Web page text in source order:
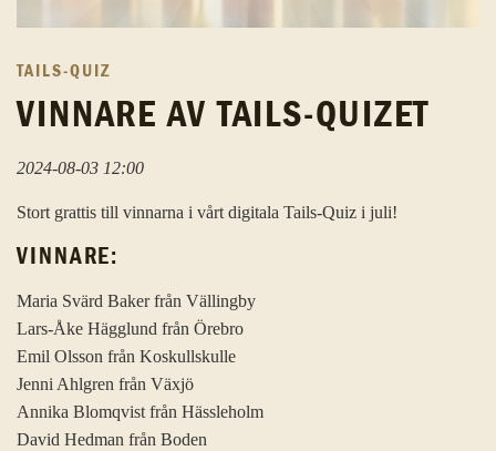
TAILS-QUIZ
VINNARE AV TAILS-QUIZET
2024-08-03 12:00
Stort grattis till vinnarna i vårt digitala Tails-Quiz i juli!
VINNARE:
Maria Svärd Baker från Vällingby
Lars-Åke Hägglund från Örebro
Emil Olsson från Koskullskulle
Jenni Ahlgren från Växjö
Annika Blomqvist från Hässleholm
David Hedman från Boden